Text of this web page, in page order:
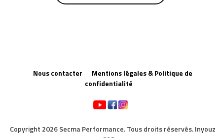
Nous contacter
Mentions légales & Politique de
confidentialité
Copyright 2026 Secma Performance. Tous droits réservés. Inyouz